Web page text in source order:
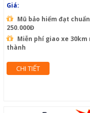
Giá:
Mũ bảo hiểm đạt chuẩn
250.000Đ
Miễn phí giao xe 30km
thành
CHI TIẾT